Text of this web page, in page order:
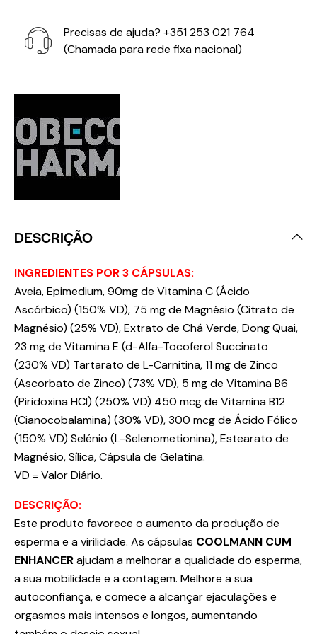
Precisas de ajuda? +351 253 021 764
(Chamada para rede fixa nacional)
DESCRIÇÃO
INGREDIENTES POR 3 CÁPSULAS:
Aveia, Epimedium, 90mg de Vitamina C (Ácido
Ascórbico) (150% VD), 75 mg de Magnésio (Citrato de
Magnésio) (25% VD), Extrato de Chá Verde, Dong Quai,
23 mg de Vitamina E (d-Alfa-Tocoferol Succinato
(230% VD) Tartarato de L-Carnitina, 11 mg de Zinco
(Ascorbato de Zinco) (73% VD), 5 mg de Vitamina B6
(Piridoxina HCI) (250% VD) 450 mcg de Vitamina B12
(Cianocobalamina) (30% VD), 300 mcg de Ácido Fólico
(150% VD) Selénio (L-Selenometionina), Estearato de
Magnésio, Sílica, Cápsula de Gelatina.
VD = Valor Diário.
DESCRIÇÃO:
Este produto favorece o aumento da produção de
esperma e a virilidade. As cápsulas COOLMANN CUM
ENHANCERajudam a melhorar a qualidade do esperma,
a sua mobilidade e a contagem. Melhore a sua
autoconfiança, e comece a alcançar ejaculações e
orgasmos mais intensos e longos, aumentando